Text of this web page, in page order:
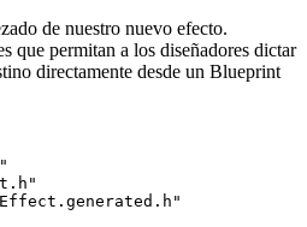
de nuestro nuevo efecto.
que permitan a los diseñadores dictar
directamente desde un Blueprint